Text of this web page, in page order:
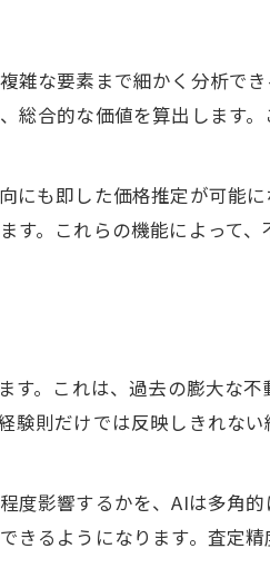
な要素まで細かく分析でき
合的な価値を算出します
も即した価格推定が可能
。これらの機能によって
。これは、過去の膨大な
則だけでは反映しきれな
影響するかを、AIは多角
るようになります。査定